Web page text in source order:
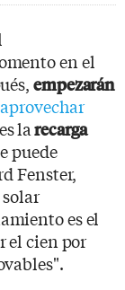
en el
empezarán
aprovechar
la recarga
puede
Fenster,
es el
el cien por